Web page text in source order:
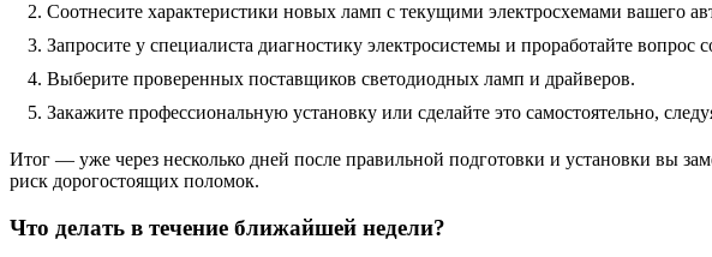
Соотнесите характеристики новых ламп с текущими электросхемами вашего
Запросите у специалиста диагностику электросистемы и проработайте вопрос
Выберите проверенных поставщиков светодиодных ламп и драйверов.
Закажите профессиональную установку или сделайте это самостоятельно,
Итог — уже через несколько дней после правильной подготовки и установки вы
риск дорогостоящих поломок.
Что делать в течение ближайшей недели?